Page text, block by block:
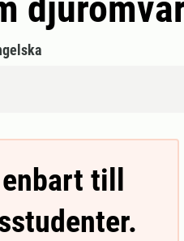
till